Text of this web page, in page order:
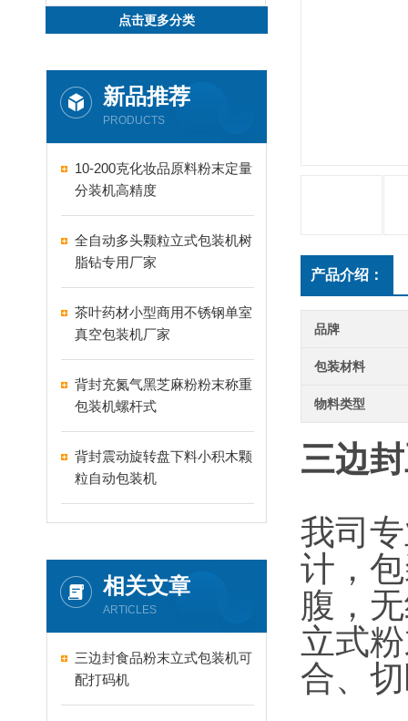
点击更多分类
新品推荐
PRODUCTS
10-200克化妆品原料粉末定量
分装机高精度
全自动多头颗粒立式包装机树
脂钻专用厂家
茶叶药材小型商用不锈钢单室
真空包装机厂家
背封充氮气黑芝麻粉粉末称重
包装机螺杆式
背封震动旋转盘下料小积木颗
粒自动包装机
相关文章
ARTICLES
三边封食品粉末立式包装机可
配打码机
产品介绍：
品牌
包装材料
物料类型
三边
我司
计，
腹，
立式
合、